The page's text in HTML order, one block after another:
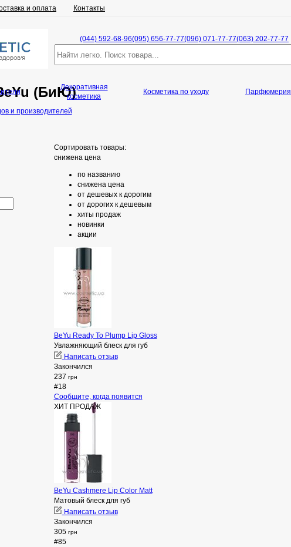
и оплата Контакты
(044) 592-68-96(095) 656-77-77(096) 071-77-77(063) 202-77-77
(БиЮ)
и производителей
Сортировать товары:
снижена цена
по названию
снижена цена
от дешевых к дорогим
от дорогих к дешевым
хиты продаж
новинки
акции
BeYu Ready To Plump Lip Gloss
Увлажняющий блеск для губ
Написать отзыв
Закончился
237 грн
#18
Сообщите, когда появится
ХИТ ПРОДАЖ
BeYu Cashmere Lip Color Matt
Матовый блеск для губ
Написать отзыв
Закончился
305 грн
#85
Декоративная
косметика
Косметика по уходу Парфюмерия